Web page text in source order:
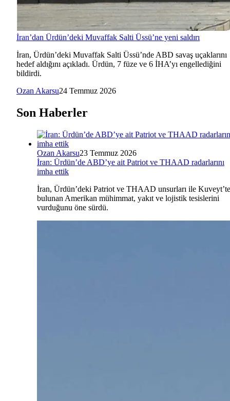
İran’dan Ürdün’deki Muvaffak Salti Üssü’ne yeni saldırı
İran, Ürdün’deki Muvaffak Salti Üssü’nde ABD savaş uçaklarını
hedef aldığını açıkladı. Ürdün, 7 füze ve 6 İHA’yı engellediğini
bildirdi.
Ozan Akarsu24 Temmuz 2026
Son Haberler
Ozan Akarsu23 Temmuz 2026
İran: Ürdün’de ABD’ye ait Patriot ve THAAD radarlarını
imha ettik
İran, Ürdün’deki Patriot ve THAAD unsurları ile Kuveyt’te
bulunan Amerikan mühimmat, yakıt ve lojistik tesislerini
vurduğunu öne sürdü.